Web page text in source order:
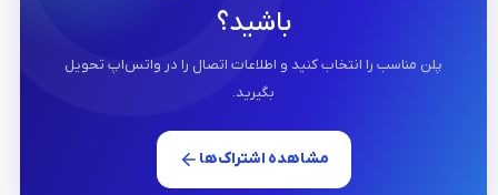
باشید؟
پلن مناسب را انتخاب کنید و اطلاعات اتصال را در واتس‌اپ تحویل
بگیرید.
مشاهده اشتراک‌ها